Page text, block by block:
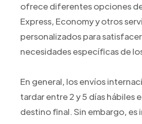
ofrece diferentes opciones
Express, Economy y otros
personalizados para
necesidades específicas de
En general, los envíos
tardar entre 2 y 5 días hábiles
destino final. Sin embargo, es